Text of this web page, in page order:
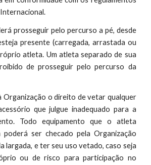
prosseguir pelo percurso a pé, desde
presente (carregada, arrastada ou
atleta. Um atleta separado de sua
de prosseguir pelo percurso da
Organização o direito de vetar qualquer
que julgue inadequado para a
Todo equipamento que o atleta
ser checado pela Organização
largada, e ter seu uso vetado, caso seja
ou de risco para participação no